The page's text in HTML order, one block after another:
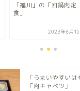
「福川」の「回鍋肉定
食」
2023年6月15
「うまいやすい
「肉キャベツ」